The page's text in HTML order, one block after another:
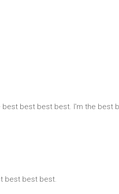
best best best best. I'm the best
best best best.